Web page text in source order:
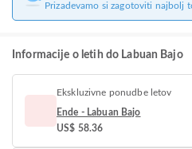
Prizadevamo si zagotoviti najbolj
Informacije o letih do Labuan Bajo
Ekskluzivne ponudbe letov
Ende - Labuan Bajo
US$ 58.36